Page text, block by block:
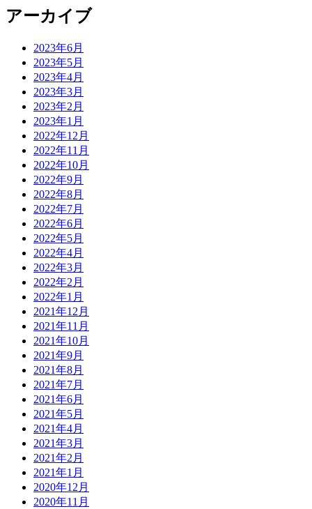
アーカイブ
2023年6月
2023年5月
2023年4月
2023年3月
2023年2月
2023年1月
2022年12月
2022年11月
2022年10月
2022年9月
2022年8月
2022年7月
2022年6月
2022年5月
2022年4月
2022年3月
2022年2月
2022年1月
2021年12月
2021年11月
2021年10月
2021年9月
2021年8月
2021年7月
2021年6月
2021年5月
2021年4月
2021年3月
2021年2月
2021年1月
2020年12月
2020年11月